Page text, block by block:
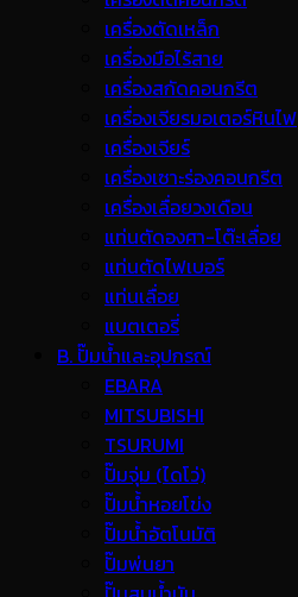
เครื่องตัดเหล็ก
เครื่องมือไร้สาย
เครื่องสกัดคอนกรีต
เครื่องเจียรมอเตอร์หินไฟ
เครื่องเจียร์
เครื่องเซาะร่องคอนกรีต
เครื่องเลื่อยวงเดือน
แท่นตัดองศา-โต๊ะเลื่อย
แท่นตัดไฟเบอร์
แท่นเลื่อย
แบตเตอรี่
B. ปั๊มน้ำและอุปกรณ์
EBARA
MITSUBISHI
TSURUMI
ปั๊มจุ่ม (ไดโว่)
ปั๊มน้ำหอยโข่ง
ปั๊มน้ำอัตโนมัติ
ปั๊มพ่นยา